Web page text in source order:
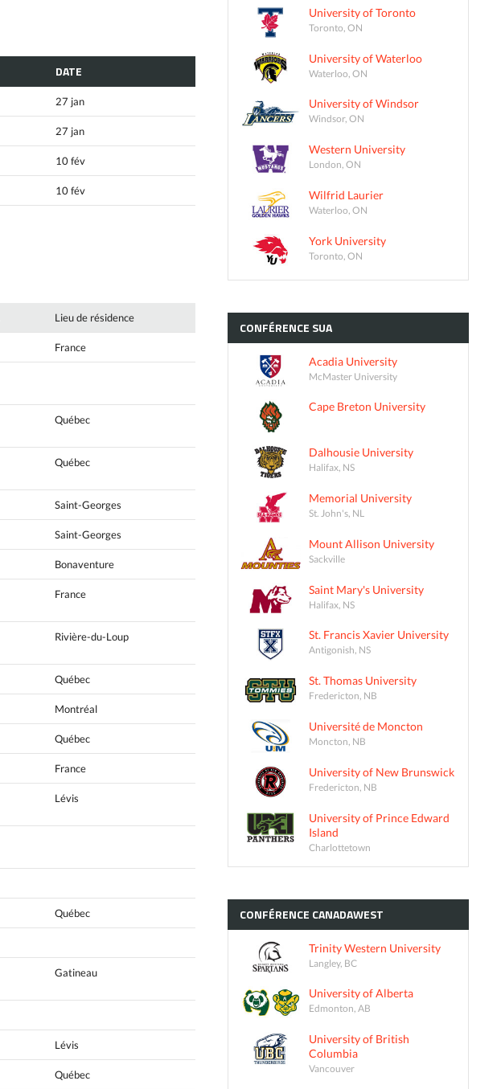
DATE
27 jan
27 jan
10 fév
10 fév
Lieu de résidence
France
Québec
Québec
Saint-Georges
Saint-Georges
Bonaventure
France
Rivière-du-Loup
Québec
Montréal
Québec
France
Lévis
Québec
Gatineau
Lévis
Québec
University of Toronto
Toronto, ON
University of Waterloo
Waterloo, ON
University of Windsor
Windsor, ON
Western University
London, ON
Wilfrid Laurier
Waterloo, ON
York University
Toronto, ON
CONFÉRENCE SUA
Acadia University
McMaster University
Cape Breton University
Dalhousie University
Halifax, NS
Memorial University
St. John's, NL
Mount Allison University
Sackville
Saint Mary's University
Halifax, NS
St. Francis Xavier University
Antigonish, NS
St. Thomas University
Fredericton, NB
Université de Moncton
Moncton, NB
University of New Brunswick
Fredericton, NB
University of Prince Edward
Island
Charlottetown
CONFÉRENCE CANADAWEST
Trinity Western University
Langley, BC
University of Alberta
Edmonton, AB
University of British
Columbia
Vancouver